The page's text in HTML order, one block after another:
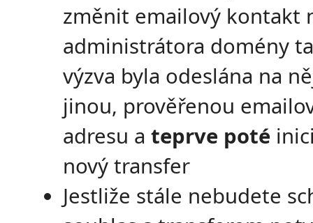
změnit emailový kontakt
administrátora domény
výzva byla odeslána na
jinou, prověřenou
adresu a teprve poté
nový transfer
Jestliže stále nebudete